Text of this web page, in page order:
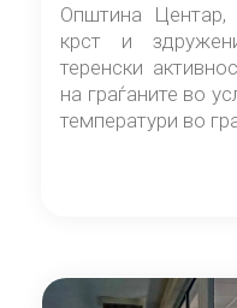
Општина
крст и
теренски
на граѓаните во
температури во